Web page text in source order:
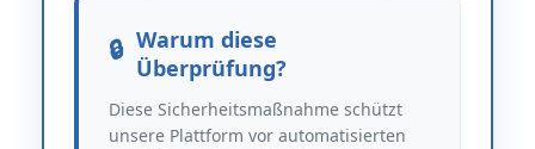
Warum diese
Überprüfung?
Diese Sicherheitsmaßnahme schützt
unsere Plattform vor automatisierten